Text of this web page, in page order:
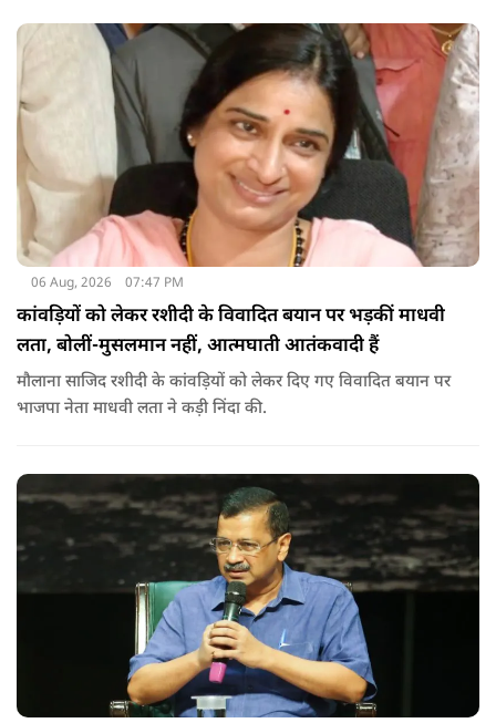
06 Aug, 2026 07:47 PM
कांवड़ियों को लेकर रशीदी के विवादित बयान पर भड़कीं माधवी
लता, बोलीं-मुसलमान नहीं, आत्मघाती आतंकवादी हैं
मौलाना साजिद रशीदी के कांवड़ियों को लेकर दिए गए विवादित बयान पर
भाजपा नेता माधवी लता ने कड़ी निंदा की.